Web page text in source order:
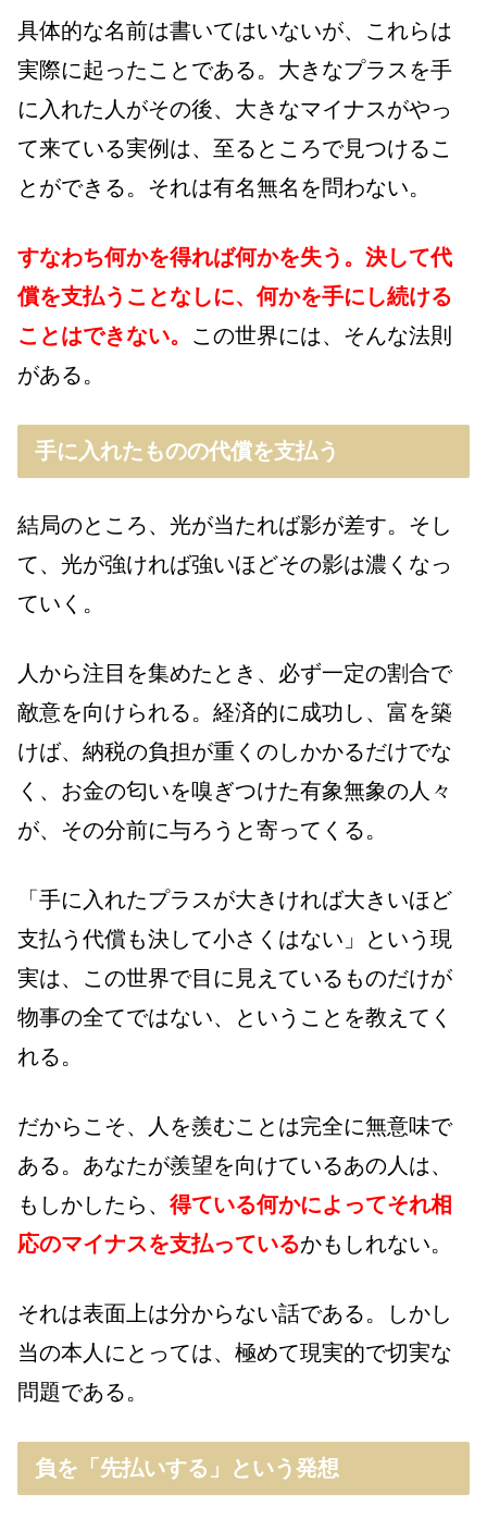
具体的な名前は書いてはいないが、これらは
実際に起ったことである。大きなプラスを手
に入れた人がその後、大きなマイナスがやっ
て来ている実例は、至るところで見つけるこ
とができる。それは有名無名を問わない。
すなわち何かを得れば何かを失う。決して代
償を支払うことなしに、何かを手にし続ける
ことはできない。 この世界には、そんな法則
がある。
手に入れたものの代償を支払う
結局のところ、光が当たれば影が差す。そし
て、光が強ければ強いほどその影は濃くなっ
ていく。
人から注目を集めたとき、必ず一定の割合で
敵意を向けられる。経済的に成功し、富を築
けば、納税の負担が重くのしかかるだけでな
く、お金の匂いを嗅ぎつけた有象無象の人々
が、その分前に与ろうと寄ってくる。
「手に入れたプラスが大きければ大きいほど
支払う代償も決して小さくはない」という現
実は、この世界で目に見えているものだけが
物事の全てではない、ということを教えてく
れる。
だからこそ、人を羨むことは完全に無意味で
ある。あなたが羨望を向けているあの人は、
もしかしたら、 得ている何かによってそれ相
応のマイナスを支払っているかもしれない。
それは表面上は分からない話である。しかし
当の本人にとっては、極めて現実的で切実な
問題である。
負を「先払いする」という発想